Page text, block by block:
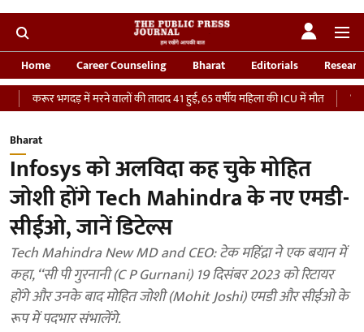
Home Career Counseling Bharat Editorials
भगदड़ में मरने वालों की तादाद 41 हुई, 65 वर्षीय महिला की ICU में मौत
‘भारतीय सेना
Bharat
Infosys को अलविदा कह चुके मोहित
जोशी होंगे Tech Mahindra के नए एमडी-
सीईओ, जानें डिटेल्स
Tech Mahindra New MD and CEO: टेक महिंद्रा ने एक बयान में
कहा, ‘‘सी पी गुरनानी (C P Gurnani) 19 दिसंबर 2023 को रिटायर
होंगे और उनके बाद मोहित जोशी (Mohit Joshi) एमडी और सीईओ के
रूप में पदभार संभालेंगे.